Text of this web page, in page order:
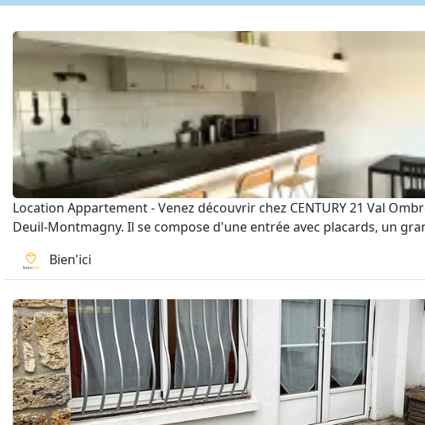
Location Appartement - Venez découvrir chez CENTURY 21 Val
Deuil-Montmagny. Il se compose d'une entrée avec placards, un
Bien'ici